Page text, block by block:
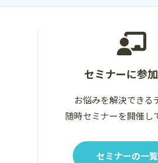
セミナーに参
お悩みを解決できる
随時セミナーを開催し
セミナーの一